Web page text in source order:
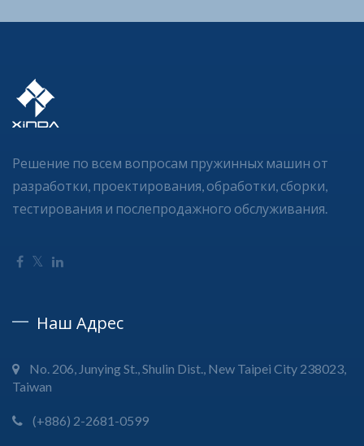
Решение по всем вопросам пружинных машин от
разработки, проектирования, обработки, сборки,
тестирования и послепродажного обслуживания.
Наш Адрес
No. 206, Junying St., Shulin Dist., New Taipei City 238023,
Taiwan
(+886) 2-2681-0599